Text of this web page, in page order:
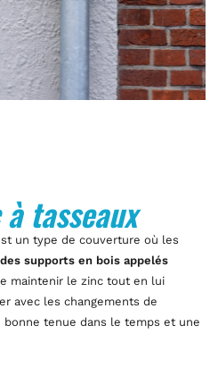
tasseaux
un type de couverture où les
supports en bois appelés
maintenir le zinc tout en lui
avec les changements de
tenue dans le temps et une